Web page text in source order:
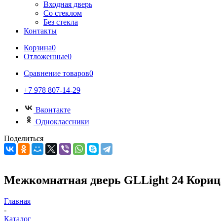
Входная дверь
Со стеклом
Без стекла
Контакты
Корзина0
Отложенные0
Сравнение товаров0
+7 978 807-14-29
Вконтакте
Одноклассники
Поделиться
Межкомнатная дверь GLLight 24
Главная
-
Каталог